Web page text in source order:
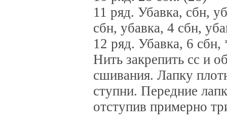
11 ряд. Убавка, сбн,
сбн, убавка, 4 сбн,
12 ряд. Убавка, 6 сбн,
Нить закрепить сс и
сшивания. Лапку
ступни. Передние
отступив примерно